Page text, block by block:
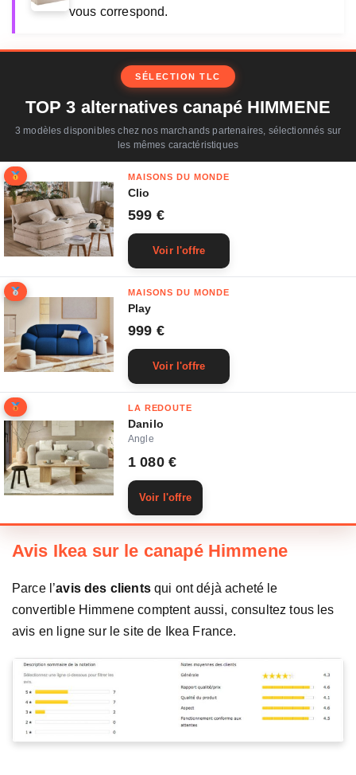
vous correspond.
SÉLECTION TLC
TOP 3 alternatives canapé HIMMENE
3 modèles disponibles chez nos marchands partenaires, sélectionnés sur
les mêmes caractéristiques
MAISONS DU MONDE
Clio
599 €
Voir l'offre
MAISONS DU MONDE
Play
999 €
Voir l'offre
LA REDOUTE
Danilo
Angle
1 080 €
Voir l'offre
Avis Ikea sur le canapé Himmene
Parce l’avis des clientsqui ont déjà acheté le
convertible Himmene comptent aussi, consultez tous les
avis en ligne sur le site de Ikea France.